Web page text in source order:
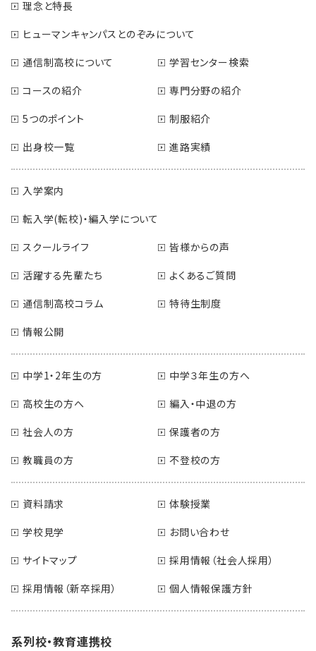
理念と特長
ヒューマンキャンパスとのぞみについて
通信制高校について
学習センター検索
コースの紹介
専門分野の紹介
5つのポイント
制服紹介
出身校一覧
進路実績
入学案内
転入学(転校)・編入学について
スクールライフ
皆様からの声
活躍する先輩たち
よくあるご質問
通信制高校コラム
特待生制度
情報公開
中学1・2年生の方
中学３年生の方へ
高校生の方へ
編入・中退の方
社会人の方
保護者の方
教職員の方
不登校の方
資料請求
体験授業
学校見学
お問い合わせ
サイトマップ
採用情報（社会人採用）
採用情報（新卒採用）
個人情報保護方針
系列校・教育連携校